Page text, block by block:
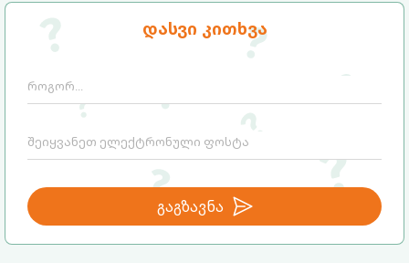
დასვი კითხვა
გაგზავნა